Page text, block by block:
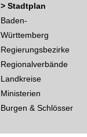
> Stadtplan
Baden-
Württemberg
Regierungsbezirke
Regionalverbände
Landkreise
Ministerien
Burgen & Schlösser